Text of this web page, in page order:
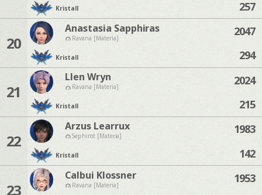
Kristall 257
20
Anastasia Sapphiras
Ravana [Materia]
Kristall
2047
294
21
Llen Wryn
Ravana [Materia]
Kristall
2024
215
22
Arzus Learrux
Sephirot [Materia]
Kristall
1983
142
23
Calbui Klossner
Ravana [Materia]
1953